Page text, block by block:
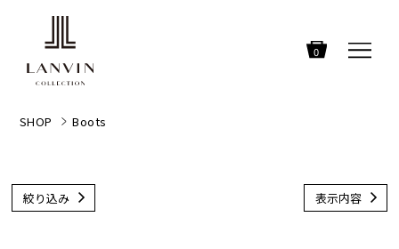
0
SHOP Boots
絞り込み 表示内容